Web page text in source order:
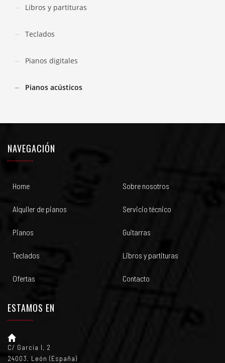
Libros y partituras
Teclados
Pianos digitales
Pianos acústicos
NAVEGACIÓN
Home Sobre nosotros
Alquiler de pianos Servicio técnico
Pianos Guitarras
Teclados Libros y partituras
Ofertas Contacto
ESTAMOS EN
C/ García I, 2
24003, León (España)